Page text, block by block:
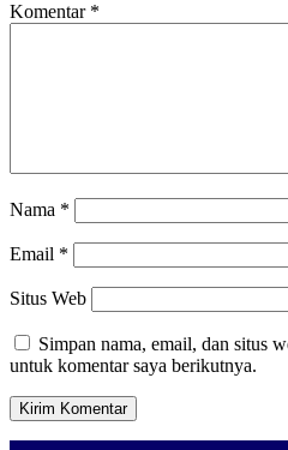
Komentar *
Nama *
Email *
Situs Web
Simpan nama, email, dan situs
untuk komentar saya berikutnya.